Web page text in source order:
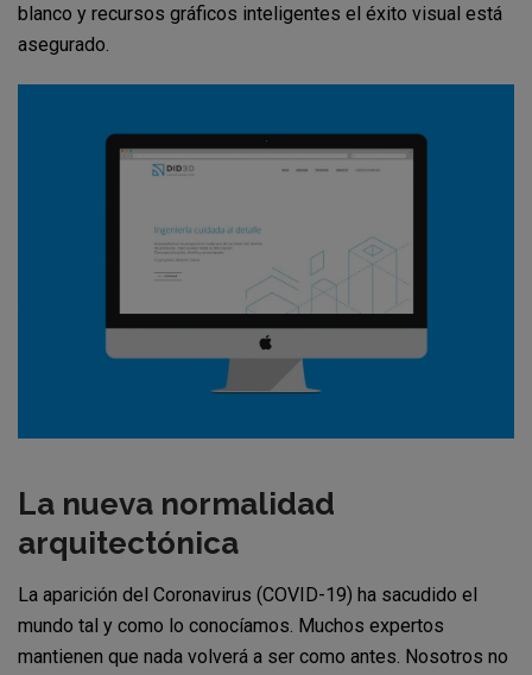
blanco y recursos gráficos inteligentes el éxito visual está
asegurado.
La nueva normalidad
arquitectónica
La aparición del Coronavirus (COVID-19) ha sacudido el
mundo tal y como lo conocíamos. Muchos expertos
mantienen que nada volverá a ser como antes. Nosotros no